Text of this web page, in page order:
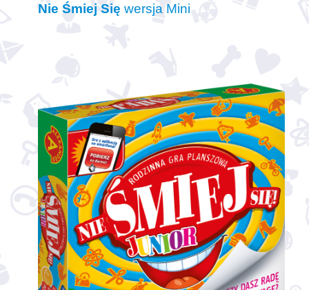
Nie Śmiej Się wersja Mini